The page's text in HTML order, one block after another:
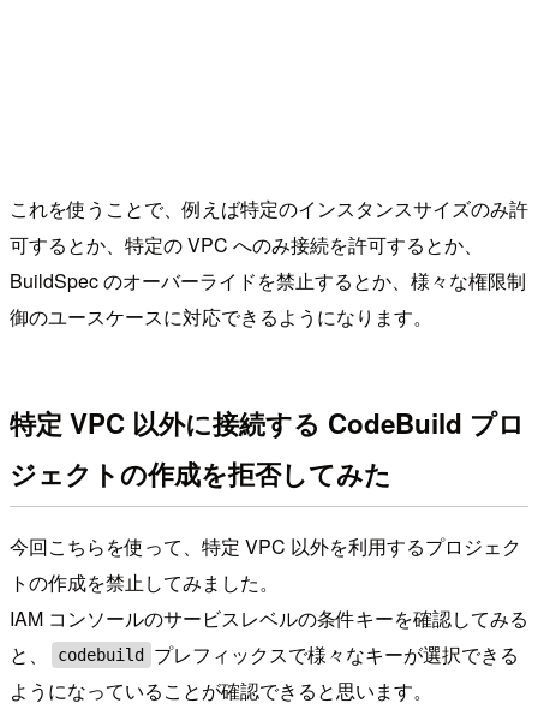
これを使うことで、例えば特定のインスタンスサイズのみ許
可するとか、特定の VPC へのみ接続を許可するとか、
BuildSpec のオーバーライドを禁止するとか、様々な権限制
御のユースケースに対応できるようになります。
特定 VPC 以外に接続する CodeBuild プロ
ジェクトの作成を拒否してみた
今回こちらを使って、特定 VPC 以外を利用するプロジェク
トの作成を禁止してみました。
IAM コンソールのサービスレベルの条件キーを確認してみる
と、
codebuild
プレフィックスで様々なキーが選択できる
ようになっていることが確認できると思います。